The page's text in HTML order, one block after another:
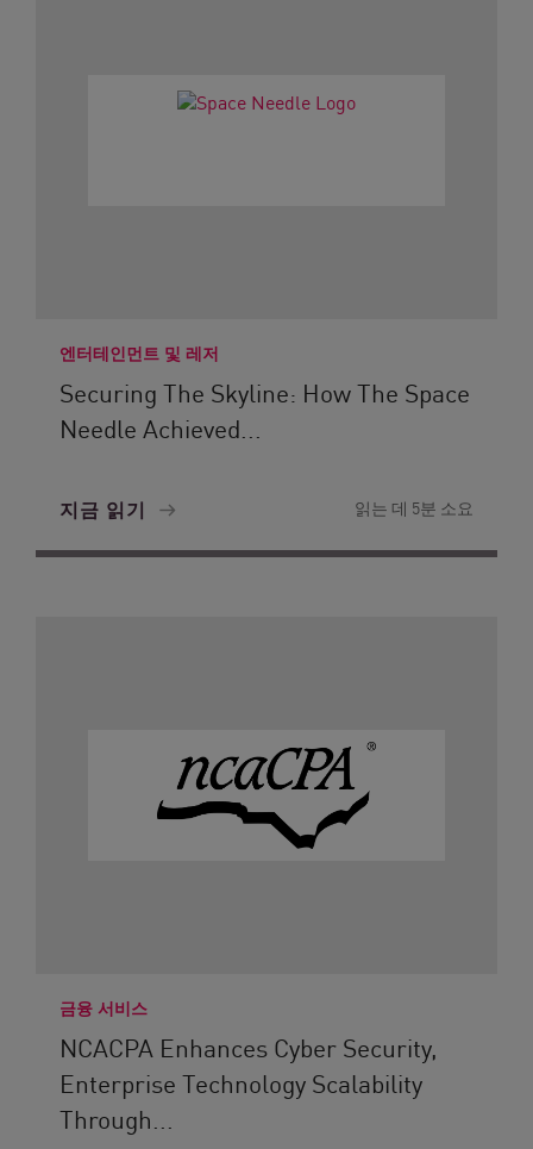
엔터테인먼트 및 레저
Securing The Skyline: How The Space
Needle Achieved...
지금 읽기 읽는 데 5분 소요
금융 서비스
NCACPA Enhances Cyber Security,
Enterprise Technology Scalability
Through...